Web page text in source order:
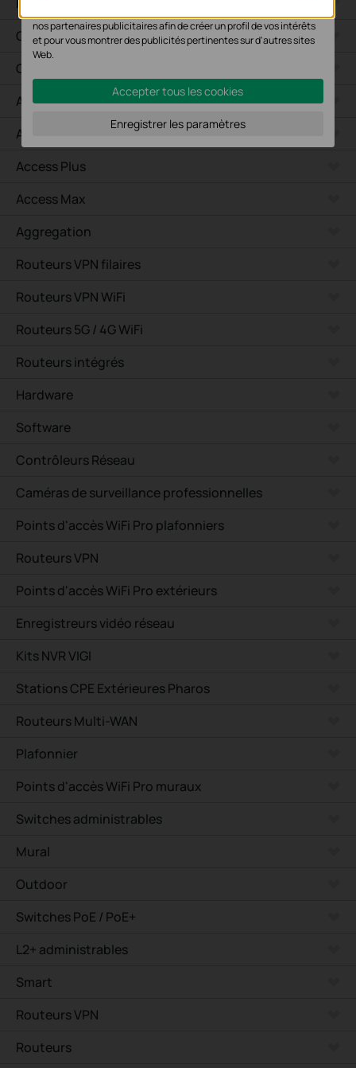
GPON
Campus
Access Pro
Access
Access Plus
Access Max
Aggregation
Routeurs VPN filaires
Routeurs VPN WiFi
Routeurs 5G / 4G WiFi
Routeurs intégrés
Hardware
Software
Contrôleurs Réseau
Caméras de surveillance professionnelles
Points d'accès WiFi Pro plafonniers
Routeurs VPN
Points d'accès WiFi Pro extérieurs
Enregistreurs vidéo réseau
Kits NVR VIGI
Stations CPE Extérieures Pharos
Routeurs Multi-WAN
Plafonnier
Points d'accès WiFi Pro muraux
Switches administrables
Mural
Outdoor
Switches PoE / PoE+
L2+ administrables
Smart
Routeurs VPN
Routeurs
nos partenaires publicitaires afin de créer un profil de vos intérêts
et pour vous montrer des publicités pertinentes sur d'autres sites
Web.
Accepter tous les cookies
Enregistrer les paramètres